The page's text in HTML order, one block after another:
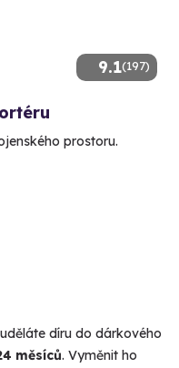
9.1(197)
prostoru.
díru do dárkového
měsíců. Vyměnit ho